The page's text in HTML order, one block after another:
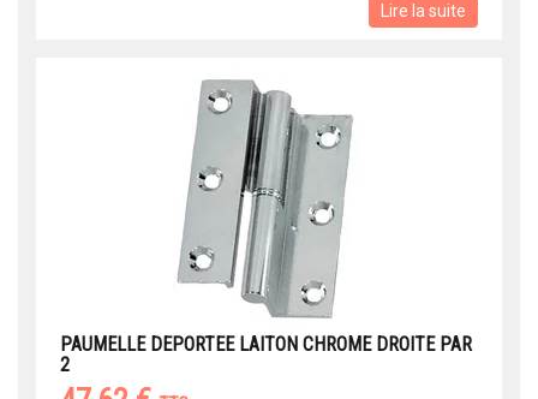
Lire la suite
PAUMELLE DEPORTEE LAITON CHROME DROITE PAR
2